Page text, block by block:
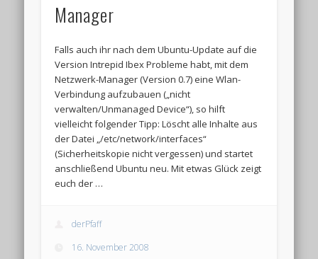
Manager
Falls auch ihr nach dem Ubuntu-Update auf die
Version Intrepid Ibex Probleme habt, mit dem
Netzwerk-Manager (Version 0.7) eine Wlan-
Verbindung aufzubauen („nicht
verwalten/Unmanaged Device“), so hilft
vielleicht folgender Tipp: Löscht alle Inhalte aus
der Datei „/etc/network/interfaces“
(Sicherheitskopie nicht vergessen) und startet
anschließend Ubuntu neu. Mit etwas Glück zeigt
euch der …
derPfaff
16. November 2008